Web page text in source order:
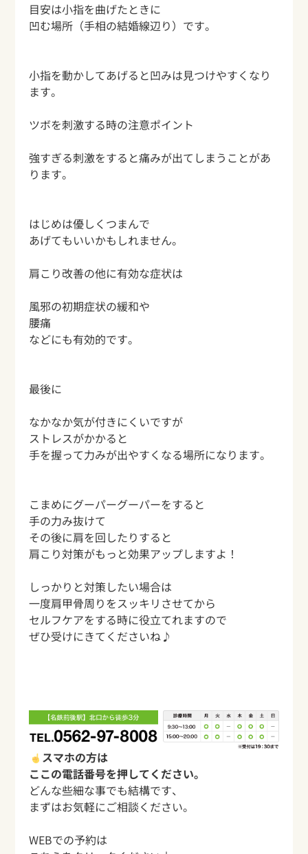
目安は小指を曲げたときに
凹む場所（手相の結婚線辺り）です。
小指を動かしてあげると凹みは見つけやすくなり
ます。
ツボを刺激する時の注意ポイント
強すぎる刺激をすると痛みが出てしまうことがあ
ります。
はじめは優しくつまんで
あげてもいいかもしれません。
肩こり改善の他に有効な症状は
風邪の初期症状の緩和や
腰痛
などにも有効的です。
最後に
なかなか気が付きにくいですが
ストレスがかかると
手を握って力みが出やすくなる場所になります。
こまめにグーパーグーパーをすると
手の力み抜けて
その後に肩を回したりすると
肩こり対策がもっと効果アップしますよ！
しっかりと対策したい場合は
一度肩甲骨周りをスッキリさせてから
セルフケアをする時に役立てれますので
ぜひ受けにきてくださいね♪
スマホの方は
ここの電話番号を押してください。
どんな些細な事でも結構です、
まずはお気軽にご相談ください。
WEBでの予約は